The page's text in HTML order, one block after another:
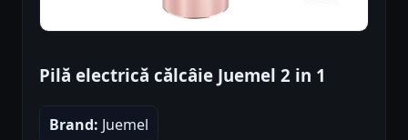
Pilă electrică călcâie Juemel 2 in 1
Brand: Juemel